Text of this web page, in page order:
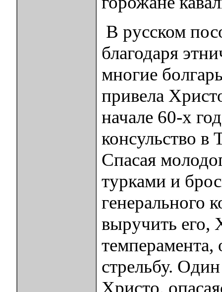
В русском
благодаря
многие
привела
начале 60-х
консульство
Спасая
турками и
генерального
выручить его,
темперамента,
стрельбу.